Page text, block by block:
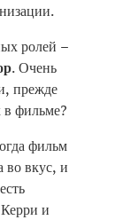
ролей –
. Очень
прежде
в фильме?
фильм
во вкус, и
и